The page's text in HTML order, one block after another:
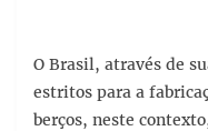
O Brasil, através de
estritos para a
berços, neste